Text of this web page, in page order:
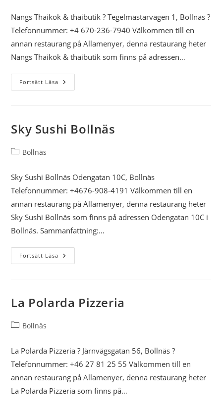
Nangs Thaikök & thaibutik ? Tegelmästarvägen 1, Bollnäs ?
Telefonnummer: +4 670-236-7940 Välkommen till en
annan restaurang på Allamenyer, denna restaurang heter
Nangs Thaikök & thaibutik som finns på adressen…
Fortsätt Läsa Nangs
Thaikök
Sky Sushi Bollnäs
Inläggskategori:
Bollnäs
Sky Sushi Bollnäs Odengatan 10C, Bollnäs
Telefonnummer: +4676-908-4191 Välkommen till en
annan restaurang på Allamenyer, denna restaurang heter
Sky Sushi Bollnäs som finns på adressen Odengatan 10C i
Bollnäs. Sammanfattning:…
Fortsätt Läsa Sky
Sushi
La Polarda Pizzeria
Inläggskategori:
Bollnäs
La Polarda Pizzeria ? Järnvägsgatan 56, Bollnäs ?
Telefonnummer: +46 27 81 25 55 Välkommen till en
annan restaurang på Allamenyer, denna restaurang heter
La Polarda Pizzeria som finns på…